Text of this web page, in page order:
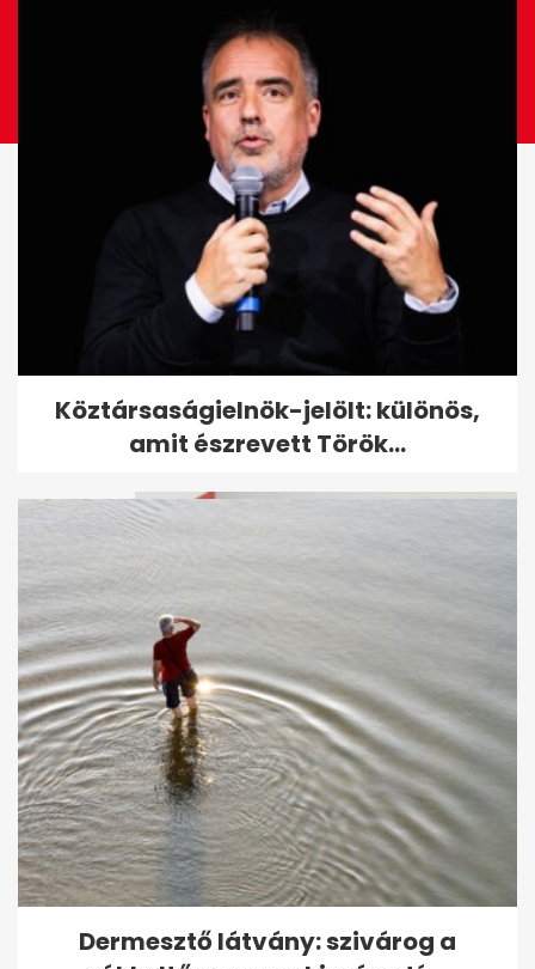
Fizetési felszólítást kapott a
magyar kormány az Európai...
Bayer Zsolt újabb bírságot
kapott
Köztársaságielnök-jelölt: különös,
amit észrevett Török...
Dermesztő látvány: szivárog a